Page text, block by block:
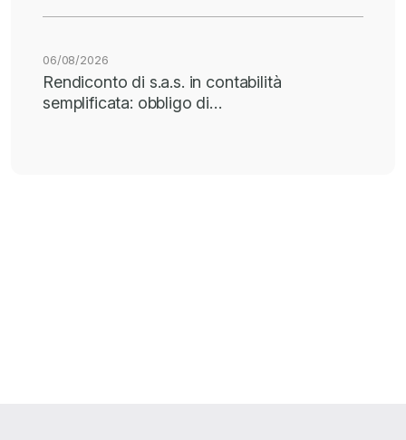
06/08/2026
Rendiconto di s.a.s. in contabilità
semplificata: obbligo di…